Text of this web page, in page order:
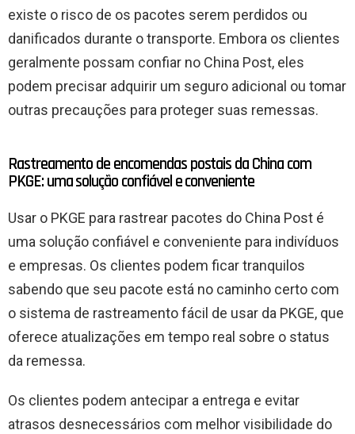
existe o risco de os pacotes serem perdidos ou
danificados durante o transporte. Embora os clientes
geralmente possam confiar no China Post, eles
podem precisar adquirir um seguro adicional ou tomar
outras precauções para proteger suas remessas.
Rastreamento de encomendas postais da China com
PKGE: uma solução confiável e conveniente
Usar o PKGE para rastrear pacotes do China Post é
uma solução confiável e conveniente para indivíduos
e empresas. Os clientes podem ficar tranquilos
sabendo que seu pacote está no caminho certo com
o sistema de rastreamento fácil de usar da PKGE, que
oferece atualizações em tempo real sobre o status
da remessa.
Os clientes podem antecipar a entrega e evitar
atrasos desnecessários com melhor visibilidade do